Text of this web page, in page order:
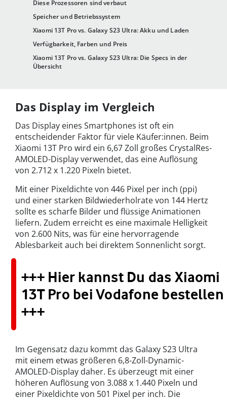
Diese Prozessoren sind verbaut
Speicher und Betriebssystem
Xiaomi 13T Pro vs. Galaxy S23 Ultra: Akku und Laden
Verfügbarkeit, Farben und Preis
Xiaomi 13T Pro vs. Galaxy S23 Ultra: Die Specs in der
Übersicht
Das Display im Vergleich
Das Display eines Smartphones ist oft ein
entscheidender Faktor für viele Käufer:innen. Beim
Xiaomi 13T Pro wird ein 6,67 Zoll großes CrystalRes-
AMOLED-Display verwendet, das eine Auflösung
von 2.712 x 1.220 Pixeln bietet.
Mit einer Pixeldichte von 446 Pixel per inch (ppi)
und einer starken Bildwiederholrate von 144 Hertz
sollte es scharfe Bilder und flüssige Animationen
liefern. Zudem erreicht es eine maximale Helligkeit
von 2.600 Nits, was für eine hervorragende
Ablesbarkeit auch bei direktem Sonnenlicht sorgt.
+++ Hier kannst Du das Xiaomi
13T Pro bei Vodafone bestellen
+++
Im Gegensatz dazu kommt das Galaxy S23 Ultra
mit einem etwas größeren 6,8-Zoll-Dynamic-
AMOLED-Display daher. Es überzeugt mit einer
höheren Auflösung von 3.088 x 1.440 Pixeln und
einer Pixeldichte von 501 Pixel per inch. Die